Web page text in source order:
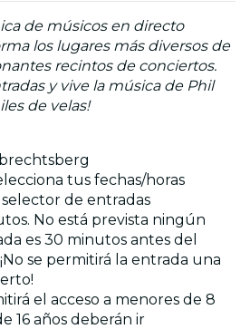
de músicos en directo
los lugares más diversos de
recintos de conciertos.
y vive la música de Phil
de velas!
tus fechas/horas
de entradas
No está prevista ningún
es 30 minutos antes del
se permitirá la entrada una
el acceso a menores de 8
16 años deberán ir